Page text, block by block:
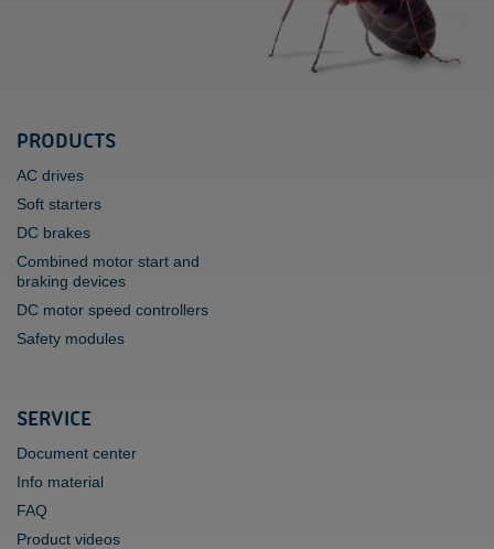
PRODUCTS
AC drives
Soft starters
DC brakes
Combined motor start and
braking devices
DC motor speed controllers
Safety modules
SERVICE
Document center
Info material
FAQ
Product videos